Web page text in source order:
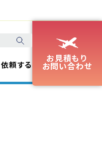
依頼する
お見積もり
お問い合わせ